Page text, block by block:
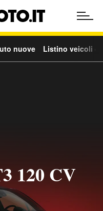
nuove Listino veicoli
120 CV